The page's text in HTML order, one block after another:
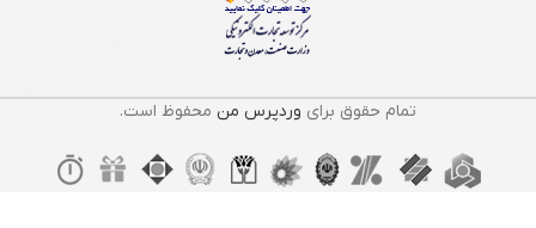
تمام حقوق برای وردپرس من محفوظ است.
چسب